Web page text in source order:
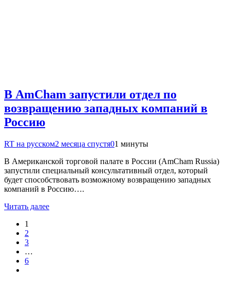
В AmCham запустили отдел по
возвращению западных компаний в
Россию
RT на русском2 месяца спустя01 минуты
В Американской торговой палате в России (AmCham Russia)
запустили специальный консультативный отдел, который
будет способствовать возможному возвращению западных
компаний в Россию….
Читать далее
1
2
3
…
6